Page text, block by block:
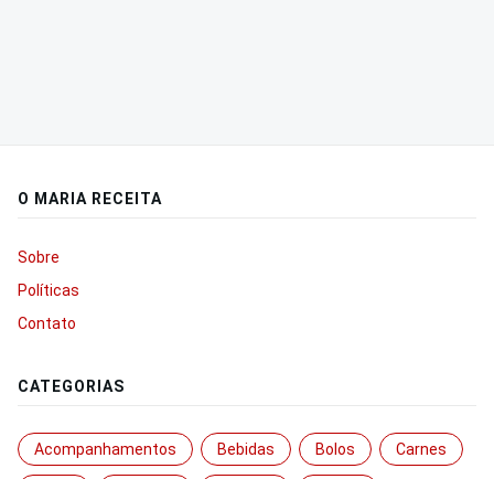
O MARIA RECEITA
Sobre
Políticas
Contato
CATEGORIAS
Acompanhamentos Bebidas Bolos Carnes